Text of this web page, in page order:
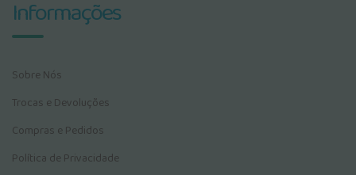
Informações
Sobre Nós
Trocas e Devoluções
Compras e Pedidos
Política de Privacidade